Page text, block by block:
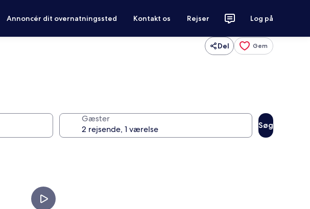
Annoncér dit overnatningssted Kontakt os Rejser Log på
Del Gem
Gæster
Søg